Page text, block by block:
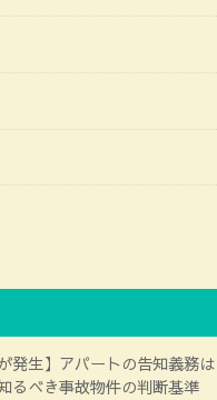
発生】アパートの告知義務は
るべき事故物件の判断基準